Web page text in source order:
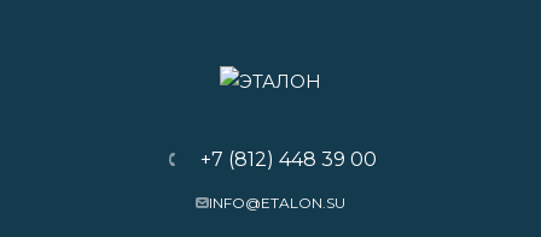
+7 (812) 448 39 00
INFO@ETALON.SU